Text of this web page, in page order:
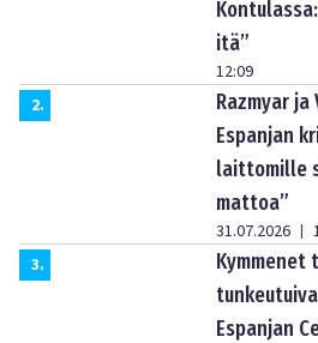
itä”
12:09
2.
Razmyar
Espanjan
laittomille
mattoa”
31.07.2026 |
3.
Espanjan